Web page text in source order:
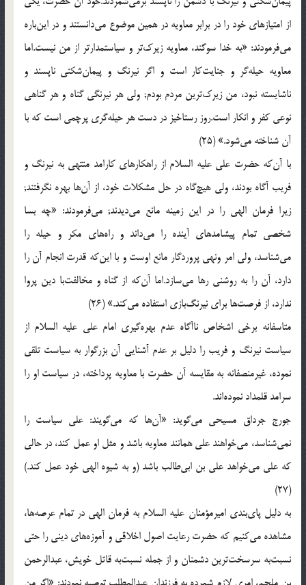
از امتیازهای خود را در برابر معاویه در همین موضوع می‌دانستند و در این‌باره
می‌فرمودند: «به خدا سوگند، معاویه زیرك‌تر و سیاستمدارتر از من نیست.اما
معاویه حیله‌گر و جنایت‌كار است و اگر نیرنگ و پیمان‌شكنی ناپسند و
ناشایسته نبود، من زیرك‌ترین مردم بودم; ولی هر نیرنگی گناه و هر گناهی
نوعی كفر و انكار است.روز رستاخیز در دست هر حیله‌گری پرچمی است كه با
آن شناخته می‌شود.» (25)
با آن‌كه حضرت علی علیه السلام از راهكارهای كارامد منتهی به نیرنگ و
فریب آگاه بودند، ولی هیچ‌گاه در حل مشكلات خود، از آن‌ها بهره نگرفتند;
زیرا فرمان الهی را در این زمینه مانع می‌دیدند; می‌فرمودند: «چه بسا
شخصی تمام پیشامدهای آینده را می‌داند و راه‌های مكر و حیله را
می‌شناسد، ولی امر ونهی پروردگار مانع اوست و با این‌كه قدرت انجام آن را
دارد، آن را به روشنی رها می‌سازد.اما آن‌كه از گناه و مخالفت‌با دین پروا
ندارد، از فرصت‌ها برای نیرنگ‌بازی استفاده می‌كند.» (26)
متاسفانه برخی اشخاص ناآگاه عدم بهره‌گیری امام علی علیه السلام از
سیاست نیرنگ و فریب را دلیل بر عدم آشنایی آن بزرگوار به سیاست تلقی
نموده، غیرمنصفانه به مقایسه آن حضرت با معاویه پرداخته، در سیاست او را
سرامد قلمداد نموده‌اند.
جورج جرداق مسیحی می‌گوید: «آن‌ها كه می‌گویند: علی سیاست را
نمی‌شناسد، می‌خواهند علی همانند معاویه باشد و مثل او عمل كند، در حالی
كه علی می‌خواهد علی بن ابی‌طالب باشد (و به شیوه الهی خود عمل كند.)
(27)
به دلیل پای‌بندی امیرمؤمنان علیه السلام به فرمان الهی در تمام عرصه‌ها،
مشاهده می‌كنیم كه حضرت رعایت اصول اخلاقی و آموزه‌های دینی را حتی
نسبت‌به سرسخت‌ترین دشمنان و از جمله نسبت‌به قاتل خویش، عبدالرحمن